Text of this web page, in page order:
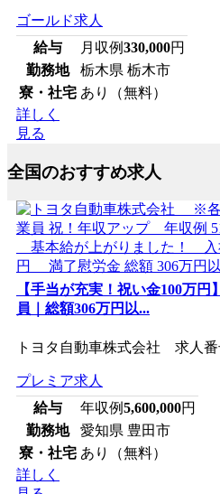
ゴールド求人
給与
月収例330,000円
勤務地
栃木県 栃木市
寮・社宅 あり（無料）
詳しく
見る
全国のおすすめ求人
【手当が充実！祝い金100万
員｜総額306万円以...
トヨタ自動車株式会社 求人番
プレミア求人
給与
年収例5,600,000円
勤務地
愛知県 豊田市
寮・社宅 あり（無料）
詳しく